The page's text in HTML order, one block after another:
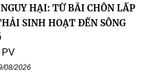
HẠI: TỪ BÃI CHÔN LẤP
SINH HOẠT ĐẾN SÔNG
PV
08/2026